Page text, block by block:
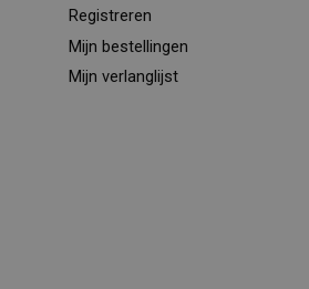
Registreren
Mijn bestellingen
Mijn verlanglijst